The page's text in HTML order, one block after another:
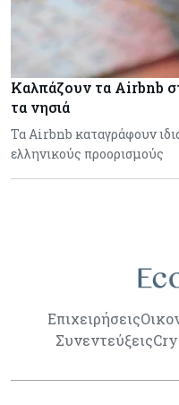
Καλπάζουν τα Airbnb
τα νησιά
Τα Airbnb καταγράφουν
ελληνικούς προορισμούς
Επιχειρήσεις
Συνεντεύξεις